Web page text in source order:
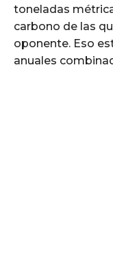
toneladas
carbono de las
oponente. Eso
anuales